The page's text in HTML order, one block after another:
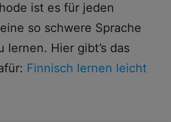
ist es für jeden
so schwere Sprache
lernen. Hier gibt’s das
Finnisch lernen leicht